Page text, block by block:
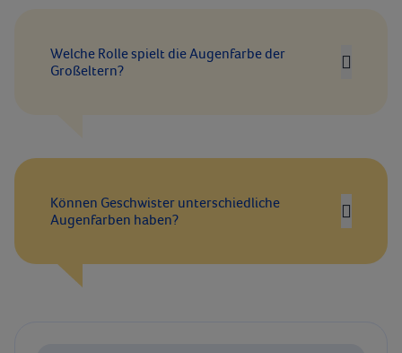
Welche Rolle spielt die Augenfarbe der
Großeltern?
Können Geschwister unterschiedliche
Augenfarben haben?